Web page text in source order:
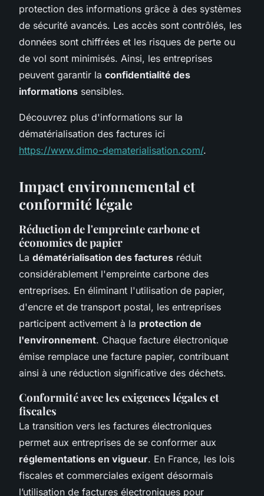
protection des informations grâce à des systèmes
de sécurité avancés. Les accès sont contrôlés, les
données sont chiffrées et les risques de perte ou
de vol sont minimisés. Ainsi, les entreprises
peuvent garantir la confidentialité des
informations sensibles.
Découvrez plus d'informations sur la
dématérialisation des factures ici
https://www.dimo-dematerialisation.com/.
Impact environnemental et
conformité légale
Réduction de l'empreinte carbone et
économies de papier
La dématérialisation des factures réduit
considérablement l'empreinte carbone des
entreprises. En éliminant l'utilisation de papier,
d'encre et de transport postal, les entreprises
participent activement à la protection de
l'environnement. Chaque facture électronique
émise remplace une facture papier, contribuant
ainsi à une réduction significative des déchets.
Conformité avec les exigences légales et
fiscales
La transition vers les factures électroniques
permet aux entreprises de se conformer aux
réglementations en vigueur. En France, les lois
fiscales et commerciales exigent désormais
l’utilisation de factures électroniques pour